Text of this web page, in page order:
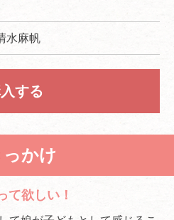
水麻帆
する
かけ
て欲しい！